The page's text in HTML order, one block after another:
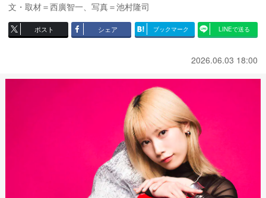
文・取材＝西廣智一、写真＝池村隆司
ポスト シェア ブックマーク LINEで送る
2026.06.03 18:00